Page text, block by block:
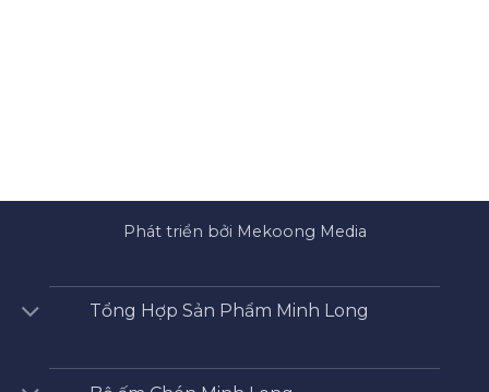
Phát triển bởi Mekoong Media
Tổng Hợp Sản Phẩm Minh Long